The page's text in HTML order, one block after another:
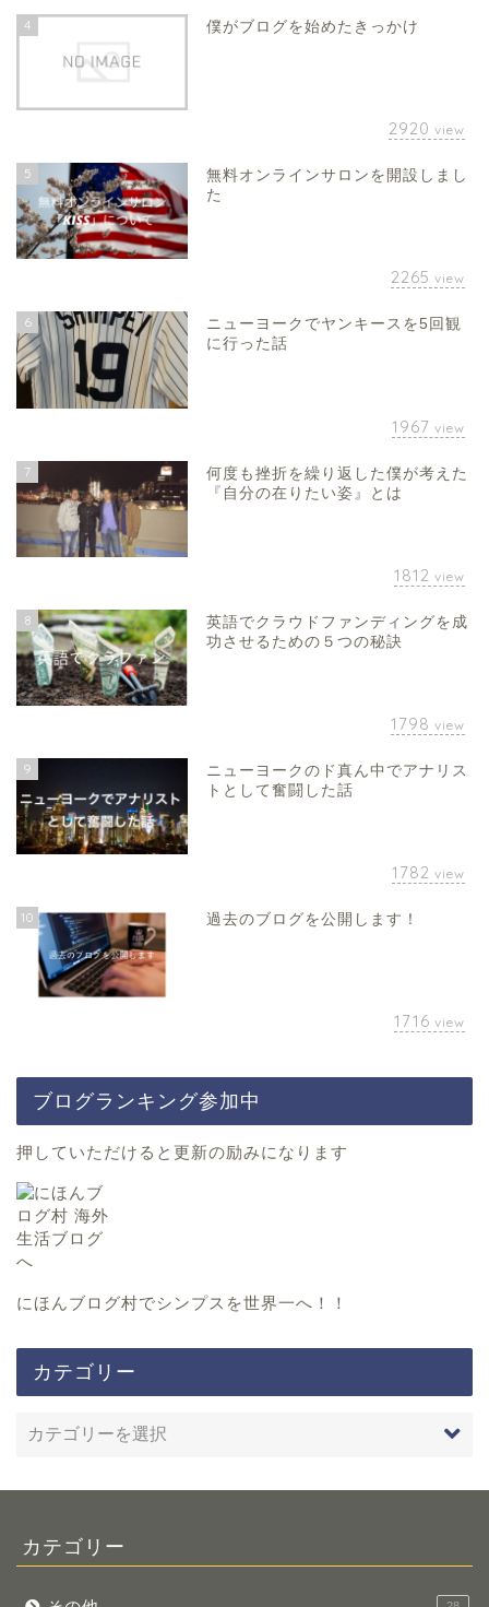
4 僕がブログを始めたきっかけ
2920 view
5
無料オンラインサロンを開設しまし
た
2265 view
6
ニューヨークでヤンキースを5回観
に行った話
1967 view
7
何度も挫折を繰り返した僕が考えた
『自分の在りたい姿』とは
1812 view
8
英語でクラウドファンディングを成
功させるための５つの秘訣
1798 view
9
ニューヨークのド真ん中でアナリス
トとして奮闘した話
1782 view
10 過去のブログを公開します！
1716 view
ブログランキング参加中
押していただけると更新の励みになります
にほんブログ村でシンプスを世界一へ！！
カテゴリー
カテゴリー